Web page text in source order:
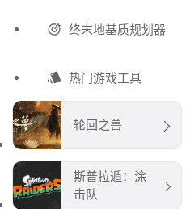
终末地基质规划器
热门游戏工具
轮回之兽
斯普拉遁：涂
击队